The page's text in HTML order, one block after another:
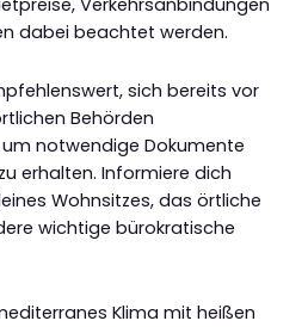
Verkehrsanbindungen
dabei beachtet werden.
sich bereits vor
Behörden
notwendige Dokumente
erhalten. Informiere dich
Wohnsitzes, das örtliche
wichtige bürokratische
Klima mit heißen